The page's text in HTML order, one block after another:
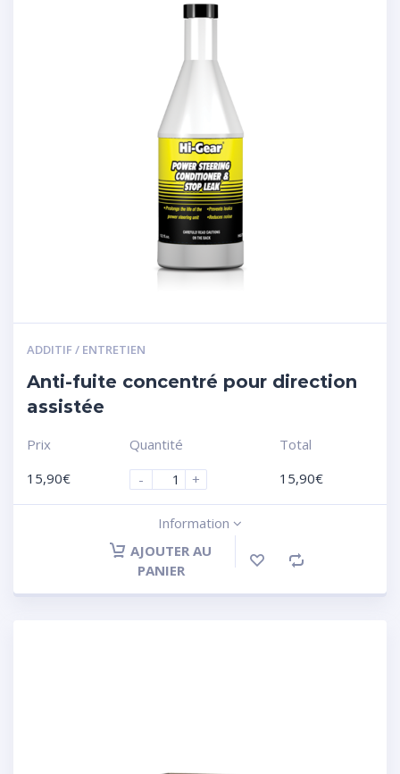
ADDITIF / ENTRETIEN
Anti-fuite concentré pour direction
assistée
Prix
15,90€
Quantité
-
+
Total
15,90€
Information
AJOUTER AU
PANIER